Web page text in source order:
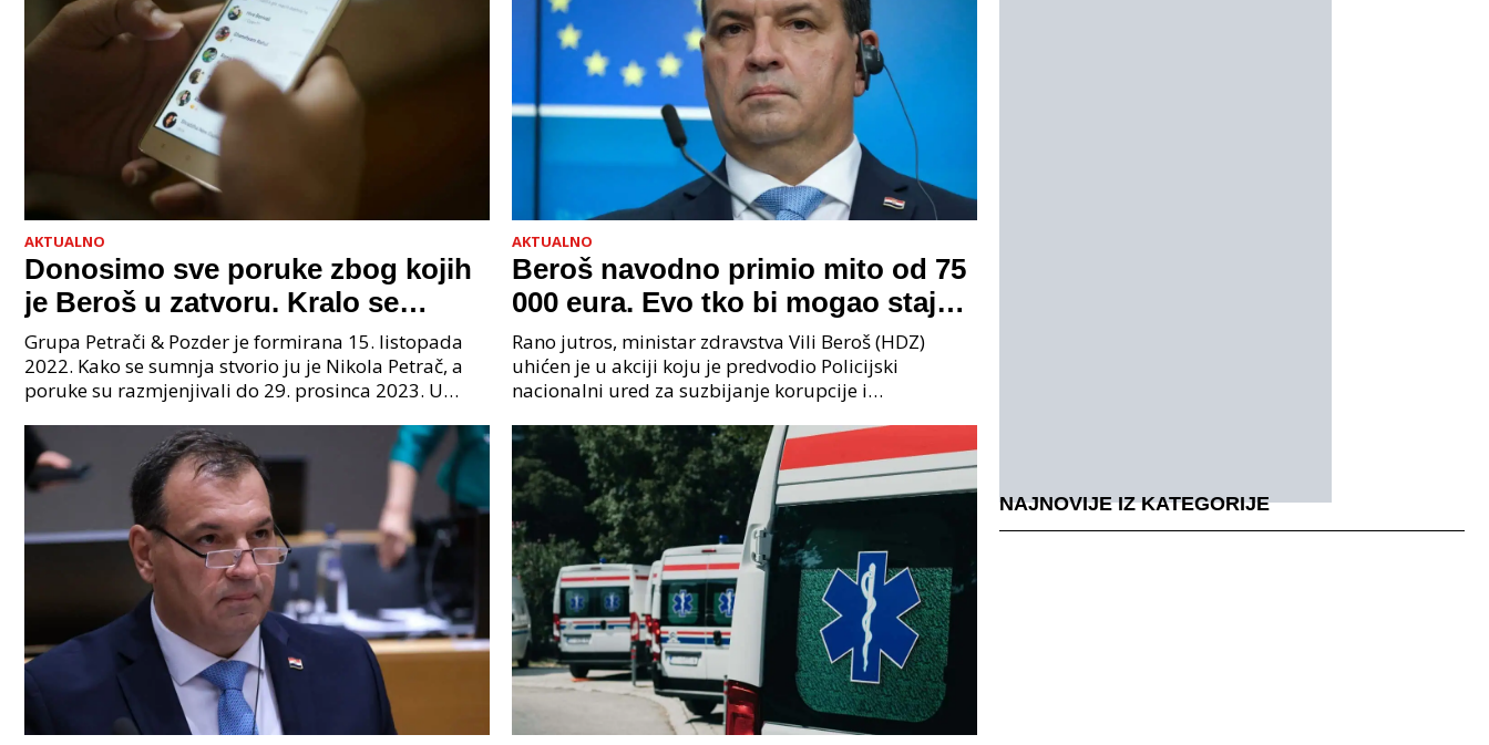
AKTUALNO
Donosimo sve poruke zbog kojih
je Beroš u zatvoru. Kralo se
godinama. Tko će iz vlade biti
sljedeći uhićen?
Grupa Petrači & Pozder je formirana 15. listopada
2022. Kako se sumnja stvorio ju je Nikola Petrač, a
poruke su razmjenjivali do 29. prosinca 2023. U
AKTUALNO
Beroš navodno primio mito od 75
000 eura. Evo tko bi mogao stajati
na čelu zločinačkog udruženja
Rano jutros, ministar zdravstva Vili Beroš (HDZ)
uhićen je u akciji koju je predvodio Policijski
nacionalni ured za suzbijanje korupcije i
priopćenju USKOK
NAJNOVIJE IZ KATEGORIJE